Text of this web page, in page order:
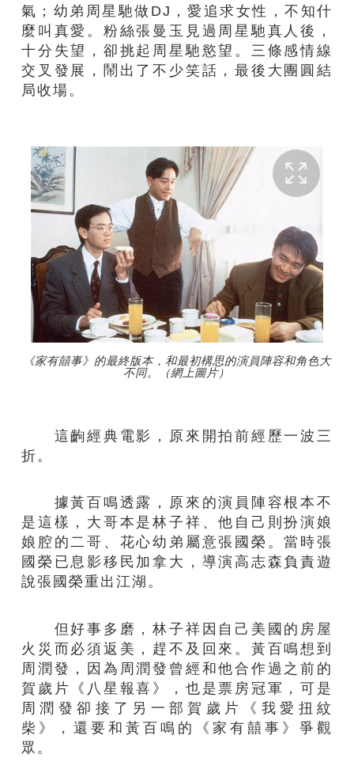
氣；幼弟周星馳做DJ，愛追求女性，不知什
麼叫真愛。粉絲張曼玉見過周星馳真人後，
十分失望，卻挑起周星馳慾望。三條感情線
交叉發展，鬧出了不少笑話，最後大團圓結
局收場。
《家有囍事》的最終版本，和最初構思的演員陣容和角色大
不同。（網上圖片）
這齣經典電影，原來開拍前經歷一波三
折。
據黃百鳴透露，原來的演員陣容根本不
是這樣，大哥本是林子祥、他自己則扮演娘
娘腔的二哥、花心幼弟屬意張國榮。當時張
國榮已息影移民加拿大，導演高志森負責遊
說張國榮重出江湖。
但好事多磨，林子祥因自己美國的房屋
火災而必須返美，趕不及回來。黃百鳴想到
周潤發，因為周潤發曾經和他合作過之前的
賀歲片《八星報喜》，也是票房冠軍，可是
周潤發卻接了另一部賀歲片《我愛扭紋
柴》，還要和黃百鳴的《家有囍事》爭觀
眾。